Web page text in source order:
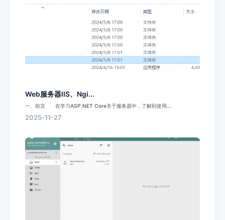
Web服务器IIS、Ngi...
一、前言 在学习ASP.NET Core关于服务器中，了解到使用...
2025-11-27